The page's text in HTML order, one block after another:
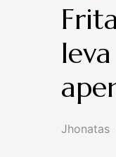
Jhonatas